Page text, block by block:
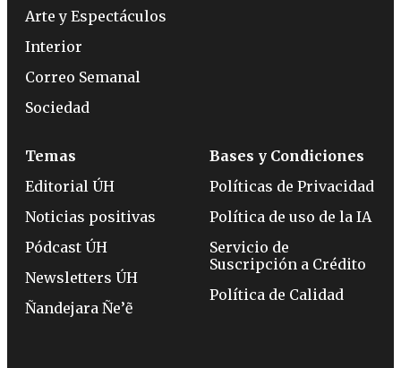
Arte y Espectáculos
Interior
Correo Semanal
Sociedad
Temas
Editorial ÚH
Noticias positivas
Pódcast ÚH
Newsletters ÚH
Ñandejara Ñe’ẽ
Bases y Condiciones
Políticas de Privacidad
Política de uso de la IA
Servicio de
Suscripción a Crédito
Política de Calidad